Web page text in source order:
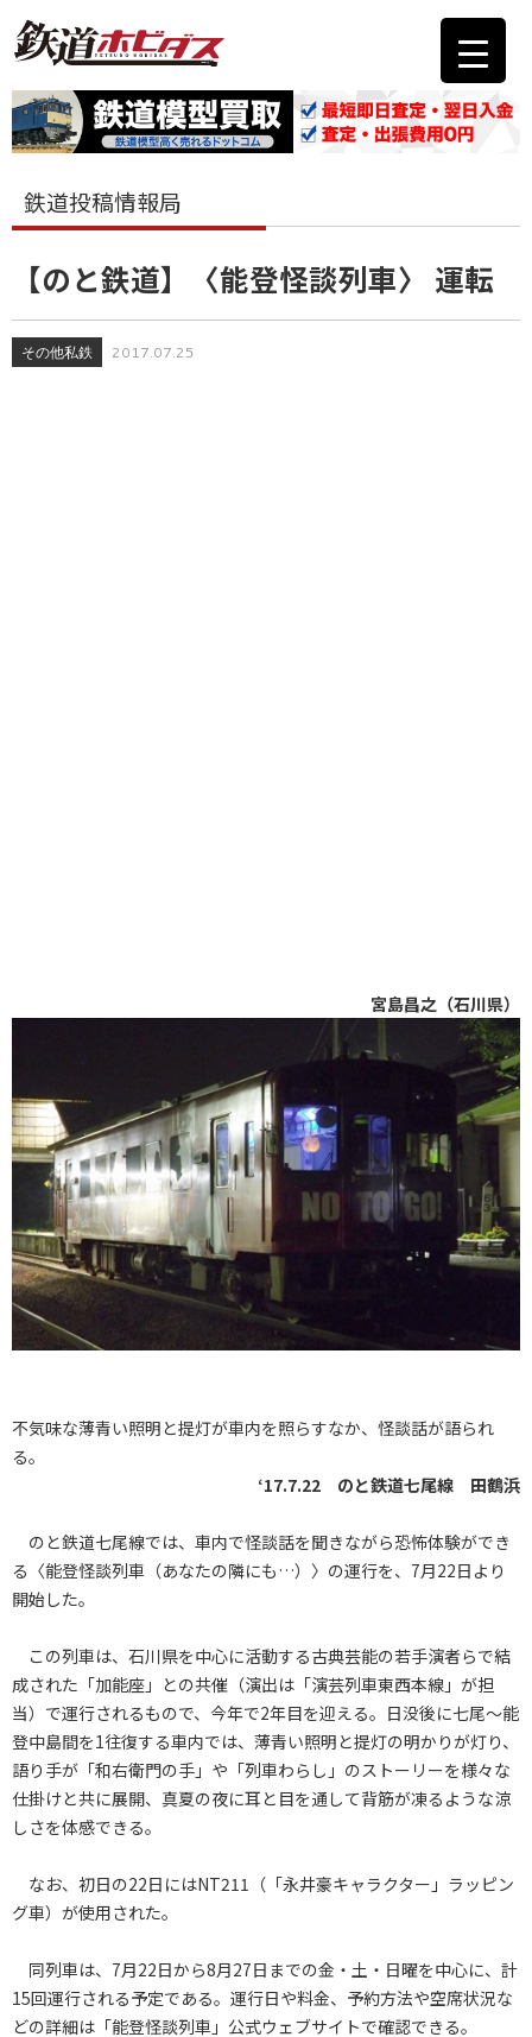
鉄道投稿情報局
【のと鉄道】〈能登怪談列車〉 運転
その他私鉄 2017.07.25
宮島昌之（石川県）
不気味な薄青い照明と提灯が車内を照らすなか、怪談話が語られ
る。
‘17.7.22 のと鉄道七尾線 田鶴浜
のと鉄道七尾線では、車内で怪談話を聞きながら恐怖体験ができ
る〈能登怪談列車（あなたの隣にも…）〉の運行を、7月22日より
開始した。
この列車は、石川県を中心に活動する古典芸能の若手演者らで結
成された「加能座」との共催（演出は「演芸列車東西本線」が担
当）で運行されるもので、今年で2年目を迎える。日没後に七尾～能
登中島間を1往復する車内では、薄青い照明と提灯の明かりが灯り、
語り手が「和右衛門の手」や「列車わらし」のストーリーを様々な
仕掛けと共に展開、真夏の夜に耳と目を通して背筋が凍るような涼
しさを体感できる。
なお、初日の22日にはNT211（「永井豪キャラクター」ラッピン
グ車）が使用された。
同列車は、7月22日から8月27日までの金・土・日曜を中心に、計
15回運行される予定である。運行日や料金、予約方法や空席状況な
どの詳細は「能登怪談列車」公式ウェブサイトで確認できる。